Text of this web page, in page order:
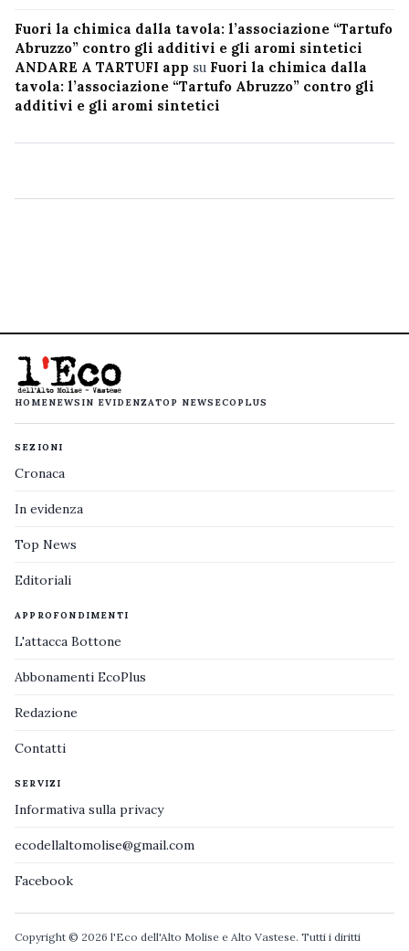
Fuori la chimica dalla tavola: l’associazione “Tartufo
Abruzzo” contro gli additivi e gli aromi sintetici
ANDARE A TARTUFI app su Fuori la chimica dalla
tavola: l’associazione “Tartufo Abruzzo” contro gli
additivi e gli aromi sintetici
HOMENEWS IN EVIDENZATOP NEWS ECOPLUS
SEZIONI
Cronaca
In evidenza
Top News
Editoriali
APPROFONDIMENTI
L'attacca Bottone
Abbonamenti EcoPlus
Redazione
Contatti
SERVIZI
Informativa sulla privacy
ecodellaltomolise@gmail.com
Facebook
Copyright © 2026 l'Eco dell'Alto Molise e Alto Vastese. Tutti i diritti